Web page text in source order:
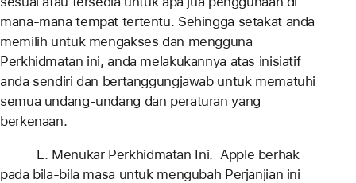
mana-mana tempat tertentu. Sehingga setakat anda
memilih untuk mengakses dan mengguna
Perkhidmatan ini, anda melakukannya atas inisiatif
anda sendiri dan bertanggungjawab untuk mematuhi
semua undang-undang dan peraturan yang
berkenaan.
E. Menukar Perkhidmatan Ini. Apple berhak
pada bila-bila masa untuk mengubah Perjanjian ini